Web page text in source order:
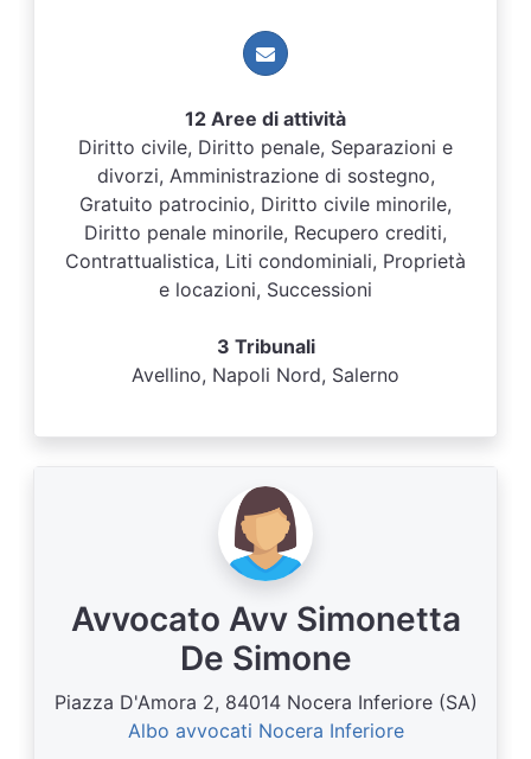
12 Aree di attività
Diritto civile, Diritto penale, Separazioni e
divorzi, Amministrazione di sostegno,
Gratuito patrocinio, Diritto civile minorile,
Diritto penale minorile, Recupero crediti,
Contrattualistica, Liti condominiali, Proprietà
e locazioni, Successioni
3 Tribunali
Avellino, Napoli Nord, Salerno
Avvocato Avv Simonetta
De Simone
Piazza D'Amora 2, 84014 Nocera Inferiore (SA)
Albo avvocati Nocera Inferiore